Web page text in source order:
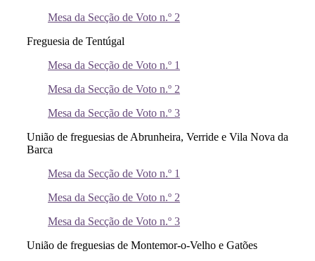
Mesa da Secção de Voto n.º 2
Freguesia de Tentúgal
Mesa da Secção de Voto n.º 1
Mesa da Secção de Voto n.º 2
Mesa da Secção de Voto n.º 3
União de freguesias de Abrunheira, Verride e Vila Nova da
Barca
Mesa da Secção de Voto n.º 1
Mesa da Secção de Voto n.º 2
Mesa da Secção de Voto n.º 3
União de freguesias de Montemor-o-Velho e Gatões